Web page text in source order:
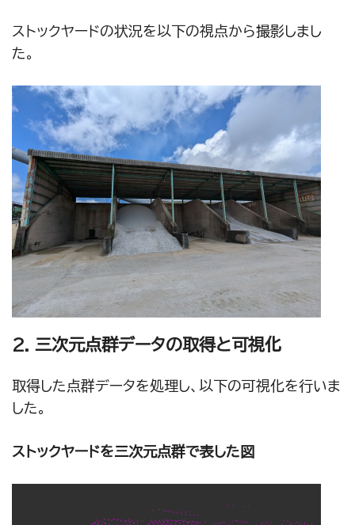
ストックヤードの状況を以下の視点から撮影しまし
た。
2. 三次元点群データの取得と可視化
取得した点群データを処理し、以下の可視化を行いま
した。
ストックヤードを三次元点群で表した図